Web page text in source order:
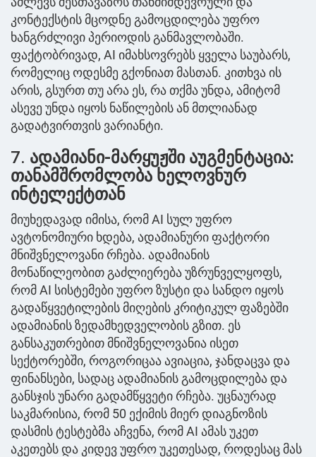
კონტექსტის მცოდნე გამოცდილება უფრო
ხანგრძლივი პერიოდის განმავლობაში.
ფაქტობრივად, AI იმახსოვრებს ყველა საუბარს,
რომელიც ოდესმე გქონიათ მასთან. კითხვა ის
არის, გსურთ თუ არა ეს, რა თქმა უნდა, ამიტომ
ასევე უნდა იყოს ნაწილების ან მთლიანად
გადატვირთვის ვარიანტი.
7. ადამიანი-მარყუჟში აუგმენტაცია:
თანამშრომლობა ხელოვნურ
ინტელექტთან
მიუხედავად იმისა, რომ AI სულ უფრო
ავტონომიური ხდება, ადამიანური ფაქტორი
მნიშვნელოვანი რჩება. ადამიანის
მონაწილეობით გაძლიერება უზრუნველყოფს,
რომ AI სისტემები უფრო ზუსტი და სანდო იყოს
გადაწყვეტილების მიღების კრიტიკულ ფაზებში
ადამიანის ზედამხედველობის გზით. ეს
განსაკუთრებით მნიშვნელოვანია ისეთ
სექტორებში, როგორიცაა ავიაცია, ჯანდაცვა და
ფინანსები, სადაც ადამიანის გამოცდილება და
განსჯის უნარი გადამწყვეტი რჩება. უცნაურად
საკმარისია, რომ 50 ექიმის მიერ დიაგნოზის
დასმის ტესტებმა აჩვენა, რომ AI ამას უკეთ
აკეთებს და კიდევ უფრო უკეთესად, როდესაც მას